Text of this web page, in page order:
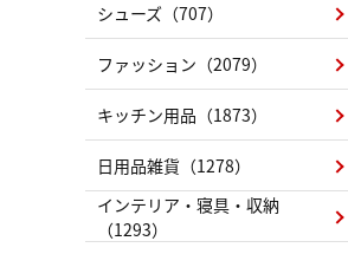
シューズ（707）
ファッション（2079）
キッチン用品（1873）
日用品雑貨（1278）
インテリア・寝具・収納
（1293）